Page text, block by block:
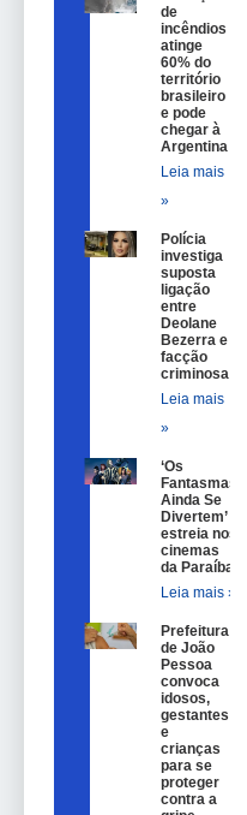
de
incêndios
atinge
60% do
território
brasileiro
e pode
chegar à
Argentina
Leia mais
»
Polícia
investiga
suposta
ligação
entre
Deolane
Bezerra e
facção
criminosa
Leia mais
»
‘Os
Fantasmas
Ainda Se
Divertem’
estreia nos
cinemas
da Paraíba
Leia mais »
Prefeitura
de João
Pessoa
convoca
idosos,
gestantes
e
crianças
para se
proteger
contra a